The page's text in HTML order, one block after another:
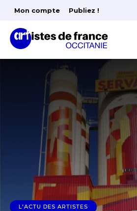
Mon compte Publiez !
L'ACTU DES ARTISTES